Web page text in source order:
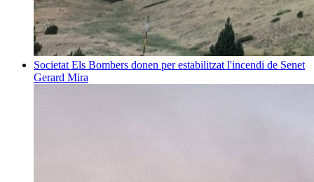
Societat Els Bombers donen per estabilitzat l'incendi de Senet
Gerard Mira